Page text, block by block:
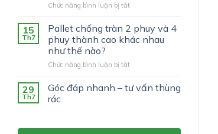
UN
phuy
nhựa
200L
khẩu?
Chức năng bình luận bị tắtở
SAO
THÙNG
RÁC
COMPOSITE
ĐƯỢC
15
Th7
Pallet chống tràn 2 phuy và 4
phuy thành cao khác nhau
như thế nào?
Chức năng bình luận bị tắtở
chống
tràn
29
Th7
Góc đáp nhanh – tư vấn thùng
rác